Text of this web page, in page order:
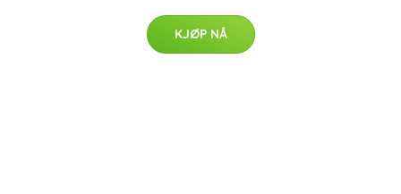
KJØP NÅ